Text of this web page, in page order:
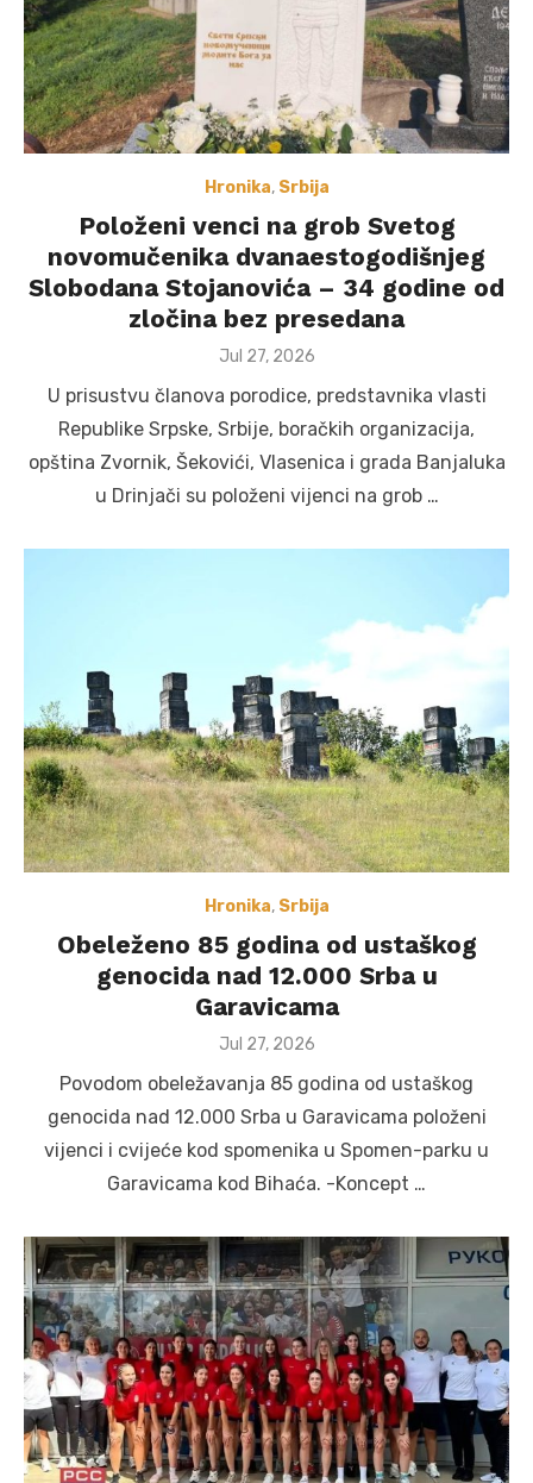
Hronika, Srbija
Položeni venci na grob Svetog
novomučenika dvanaestogodišnjeg
Slobodana Stojanovića – 34 godine od
zločina bez presedana
Posted
Jul 27, 2026
U prisustvu članova porodice, predstavnika vlasti
Republike Srpske, Srbije, boračkih organizacija,
opština Zvornik, Šekovići, Vlasenica i grada Banjaluka
u Drinjači su položeni vijenci na grob …
Hronika, Srbija
Obeleženo 85 godina od ustaškog
genocida nad 12.000 Srba u
Garavicama
Posted
Jul 27, 2026
Povodom obeležavanja 85 godina od ustaškog
genocida nad 12.000 Srba u Garavicama položeni
vijenci i cvijeće kod spomenika u Spomen-parku u
Garavicama kod Bihaća. -Koncept …